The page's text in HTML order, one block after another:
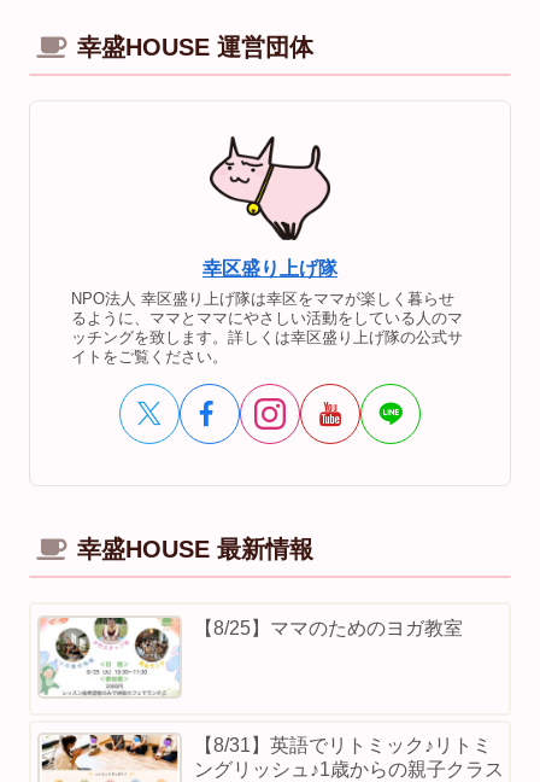
幸盛HOUSE 運営団体
幸区盛り上げ隊
NPO法人 幸区盛り上げ隊は幸区をママが楽しく暮らせ
るように、ママとママにやさしい活動をしている人のマ
ッチングを致します。詳しくは幸区盛り上げ隊の公式サ
イトをご覧ください。
幸盛HOUSE 最新情報
【8/25】ママのためのヨガ教室
【8/31】英語でリトミック♪リトミ
ングリッシュ♪1歳からの親子クラス